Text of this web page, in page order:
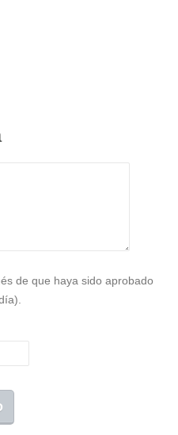
de que haya sido aprobado